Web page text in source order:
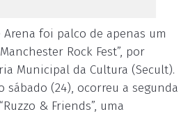
Arena foi palco de apenas um
Rock Fest”, por
Municipal da Cultura (Secult).
sábado (24), ocorreu a segunda
& Friends”, uma